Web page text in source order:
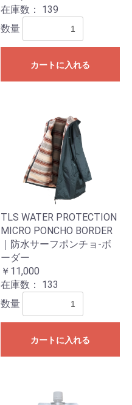
在庫数： 139
数量
カートに入れる
TLS WATER PROTECTION
MICRO PONCHO BORDER
｜防水サーフポンチョ-ボ
ーダー
￥11,000
在庫数： 133
数量
カートに入れる